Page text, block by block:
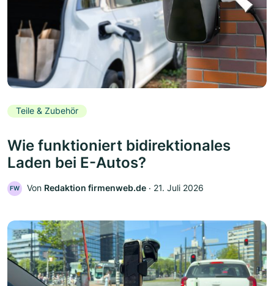
Teile & Zubehör
Wie funktioniert bidirektionales
Laden bei E-Autos?
FW Von Redaktion firmenweb.de ‧ 21. Juli 2026